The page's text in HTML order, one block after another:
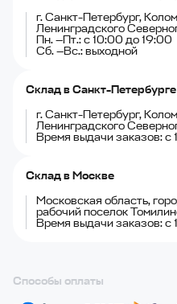
г. Санкт-Петербург,
Ленинградского
Пн. —Пт.: с 10:00 до 19:00
Сб. —Вс.: выходной
Склад в Санкт-Петербурге
г. Санкт-Петербург,
Ленинградского
Время выдачи заказов: с
Склад в Москве
Московская область,
рабочий поселок
Время выдачи заказов: с
Способы оплаты